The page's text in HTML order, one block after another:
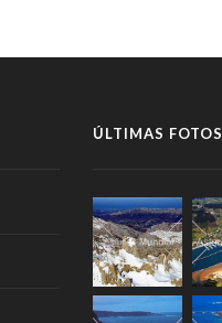
ÚLTIMAS FOTOS